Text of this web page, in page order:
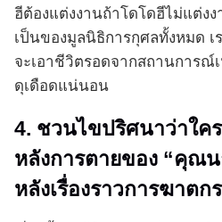
ฮีต้องแต่งงานถ้าโดโดฮีไม่แต่ง
เป็นของมูลนิธิการกุศลทั้งหมด เ
จะเอาชีวิตรอดจากสถานการณ์
ดุเดือดแน่นอน
4. ชวนไขปริศนาว่าใค
หลังการตายของ “คุณน
หลังเรื่องราวการฆาตก